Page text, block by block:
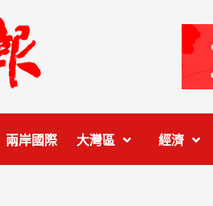
兩岸國際 大灣區 經濟